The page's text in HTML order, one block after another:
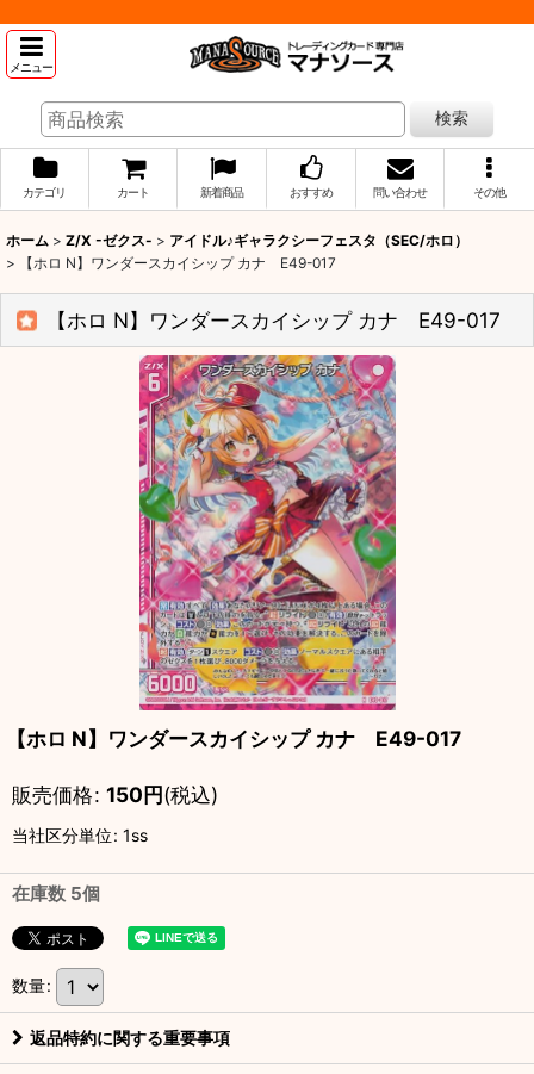
メニュー
検索
カテゴリ カート 新着商品 おすすめ 問い合わせ その他
ホーム > Z/X -ゼクス- > アイドル♪ギャラクシーフェスタ（SEC/ホロ）
>
【ホロ N】ワンダースカイシップ カナ E49-017
【ホロ N】ワンダースカイシップ カナ E49-017
【ホロ N】ワンダースカイシップ カナ E49-017
販売価格: 150円(税込)
当社区分単位: 1ss
在庫数 5個
数量:
返品特約に関する重要事項